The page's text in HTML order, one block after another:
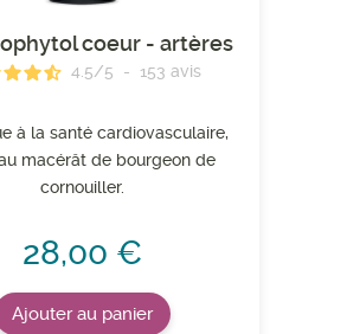
coeur - artères
4.5/5 - 153 avis
à la santé cardiovasculaire,
macérât de bourgeon de
cornouiller.
28,00 €
Ajouter au panier